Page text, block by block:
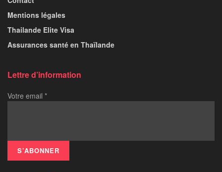
Mentions légales
Thailande Elite Visa
Assurances santé en Thaïlande
Lettre d’information
Votre email *